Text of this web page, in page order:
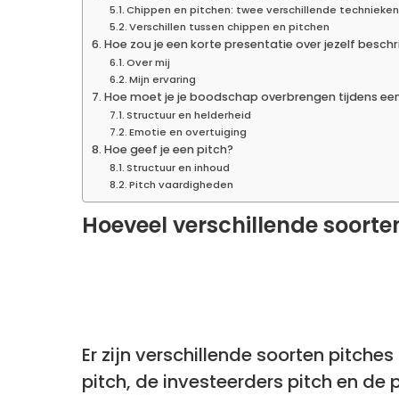
Chippen en pitchen: twee verschillende technieken
Verschillen tussen chippen en pitchen
Hoe zou je een korte presentatie over jezelf
Over mij
Mijn ervaring
Hoe moet je je boodschap overbrengen tijdens
Structuur en helderheid
Emotie en overtuiging
Hoe geef je een pitch?
Structuur en inhoud
Pitch vaardigheden
Hoeveel verschillende
Er zijn verschillende soorten
pitch, de investeerders pitch en de